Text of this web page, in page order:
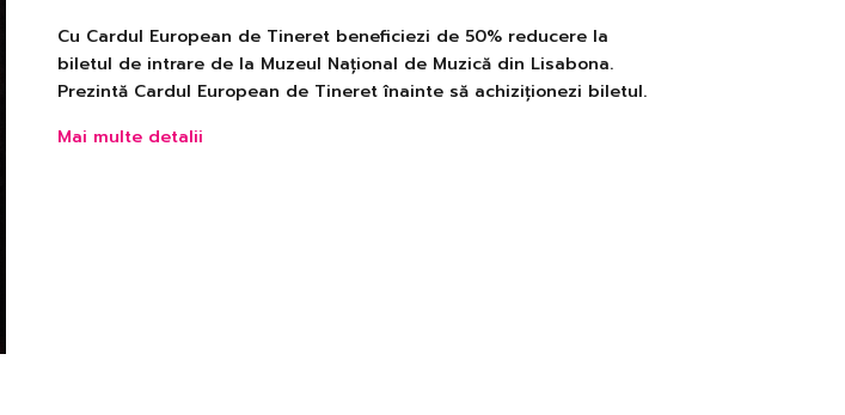
Cu Cardul European de Tineret beneficiezi de 50% reducere la
biletul de intrare de la Muzeul Național de Muzică din Lisabona.
Prezintă Cardul European de Tineret înainte să achiziționezi biletul.
Mai multe detalii